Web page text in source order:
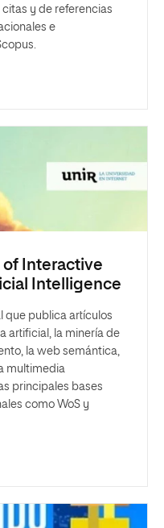
y de referencias
e
of Interactive
Intelligence
que publica artículos
artificial, la minería de
la web semántica,
multimedia
principales bases
como WoS y